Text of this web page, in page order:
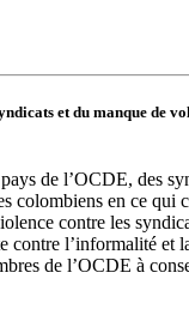
et du manque de
de l’OCDE, des
colombiens en ce qui
contre les
l’informalité et
de l’OCDE à